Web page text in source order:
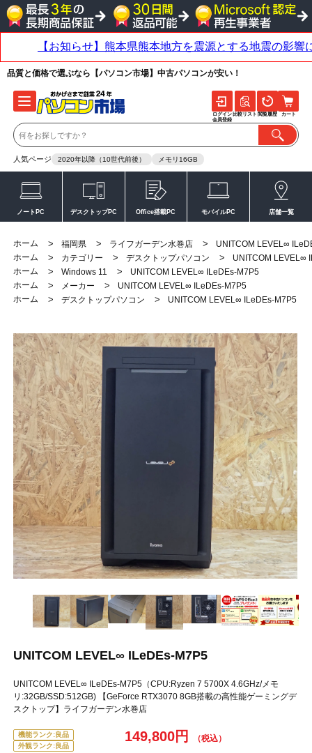
品質と価格で選ぶなら【パソコン市場】中古パソコンが安い！
人気ページ 2020年以降（10世代前後） メモリ16GB
ログイン
会員登録
比較リスト 閲覧履歴 カート
ノートPC デスクトップPC Office搭載PC モバイルPC 店舗一覧
ホーム > 福岡県 > ライフガーデン水巻店 >
UNITCOM LEVEL∞
ホーム
> カテゴリー > デスクトップパソコン >
UNITCOM LEVEL∞
ホーム
> Windows 11 >
UNITCOM LEVEL∞ ILeDEs-M7P5
ホーム
> メーカー >
UNITCOM LEVEL∞ ILeDEs-M7P5
ホーム
> デスクトップパソコン > UNITCOM LEVEL∞ ILeDEs-M7P5
UNITCOM LEVEL∞ ILeDEs-M7P5
UNITCOM LEVEL∞ ILeDEs-M7P5（CPU:Ryzen 7 5700X 4.6GHz/メモ
リ:32GB/SSD:512GB) 【GeForce RTX3070 8GB搭載の高性能ゲーミングデ
スクトップ】ライフガーデン水巻店
機能ランク:良品
外観ランク:良品
149,800円